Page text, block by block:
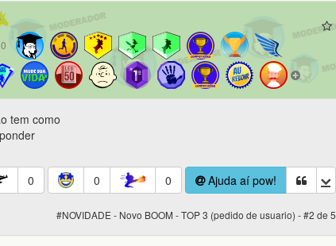
tem como
0 0 0 Ajuda aí pow!
#NOVIDADE - Novo BOOM - TOP 3 (pedido de usuario) - #2 de 5